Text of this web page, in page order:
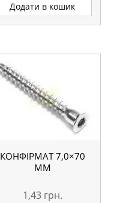
Додати в кошик
КОНФІРМАТ 7,0×70
MM
1,43 грн.